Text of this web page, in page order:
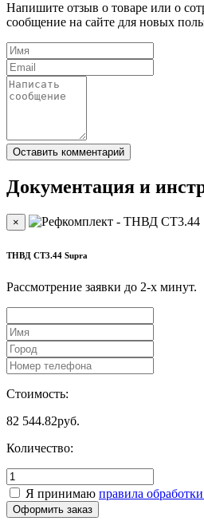
Напишите отзыв о товаре или о
сообщение на сайте для новых
Документация и
×
ТНВД СТ3.44 Supra
Рассмотрение заявки до 2-x минут.
Стоимость:
82 544.82руб.
Количество:
Я принимаю правила